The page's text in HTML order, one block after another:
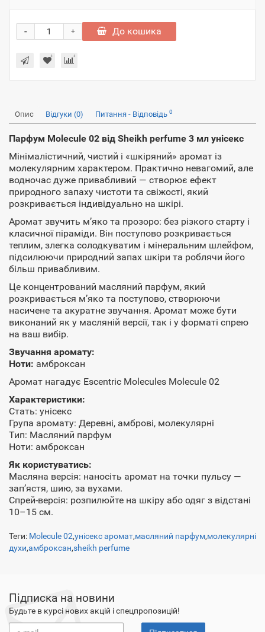
+
- До кошика
Опис Відгуки (0) Питання - Відповідь 0
Парфум Molecule 02 від Sheikh perfume 3 мл унісекс
Мінімалістичний, чистий і «шкіряний» аромат із
молекулярним характером. Практично невагомий, але
водночас дуже привабливий — створює ефект
природного запаху чистоти та свіжості, який
розкривається індивідуально на шкірі.
Аромат звучить м’яко та прозоро: без різкого старту і
класичної піраміди. Він поступово розкривається
теплим, злегка солодкуватим і мінеральним шлейфом,
підсилюючи природний запах шкіри та роблячи його
більш привабливим.
Це концентрований масляний парфум, який
розкривається м’яко та поступово, створюючи
насичене та акуратне звучання. Аромат може бути
виконаний як у масляній версії, так і у форматі спрею
на ваш вибір.
Звучання аромату:
Ноти: амброксан
Аромат нагадує Escentric Molecules Molecule 02
Характеристики:
Стать: унісекс
Група аромату: Деревні, амброві, молекулярні
Тип: Масляний парфум
Ноти: амброксан
Як користуватись:
Масляна версія: наносіть аромат на точки пульсу —
зап’ястя, шию, за вухами.
Спрей-версія: розпилюйте на шкіру або одяг з відстані
10–15 см.
Теги: Molecule 02,унісекс аромат,масляний парфум,молекулярні
духи,амброксан,sheikh perfume
Підписка на новини
Будьте в курсі нових акцій і спецпропозицій!